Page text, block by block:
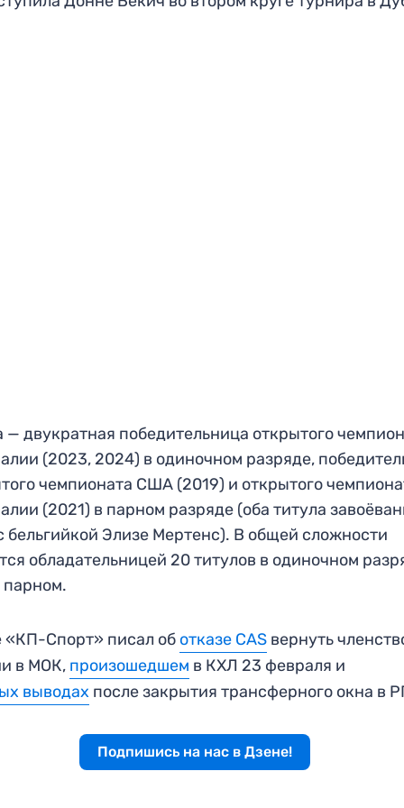
— двукратная победительница открытого
(2023, 2024) в одиночном разряде,
чемпионата США (2019) и открытого
(2021) в парном разряде (оба титула
бельгийкой Элизе Мертенс). В общей сложности
обладательницей 20 титулов в одиночном
парном.
«КП-Спорт» писал об отказе CAS вернуть
в МОК, произошедшем в КХЛ 23 февраля и
выводах после закрытия трансферного окна в
Подпишись на нас в Дзене!